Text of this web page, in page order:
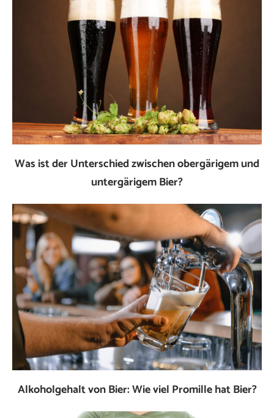
Was ist der Unterschied zwischen obergärigem und
untergärigem Bier?
Alkoholgehalt von Bier: Wie viel Promille hat Bier?